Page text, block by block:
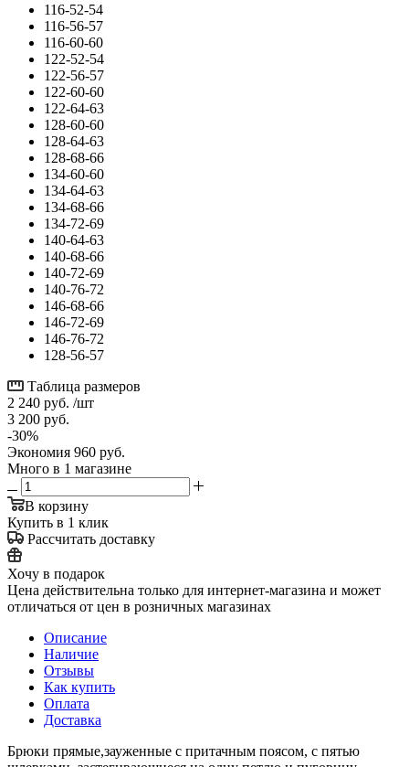
116-52-54
116-56-57
116-60-60
122-52-54
122-56-57
122-60-60
122-64-63
128-60-60
128-64-63
128-68-66
134-60-60
134-64-63
134-68-66
134-72-69
140-64-63
140-68-66
140-72-69
140-76-72
146-68-66
146-72-69
146-76-72
128-56-57
Таблица размеров
2 240 руб. /шт
3 200 руб.
-30%
Экономия 960 руб.
Много в 1 магазине
В корзину
Купить в 1 клик
Рассчитать доставку
Хочу в подарок
Цена действительна только для интернет-магазина и может
отличаться от цен в розничных магазинах
Описание
Наличие
Отзывы
Как купить
Оплата
Доставка
Брюки прямые,зауженные с притачным поясом, с пятью